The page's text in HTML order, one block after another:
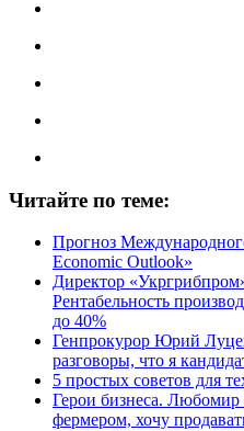
Читайте по теме:
Прогноз
Economic Outlook»
Директор
Рентабельность
до 40%
Генпрокурор Юрий
разговоры, что я
5 простых советов для
Герои бизнеса.
фермером, хочу